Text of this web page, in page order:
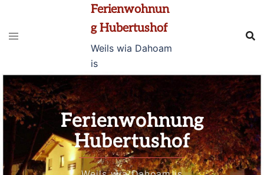
springen
Ferienwohnun
g Hubertushof
Weils wia Dahoam
is
Ferienwohnung
Hubertushof